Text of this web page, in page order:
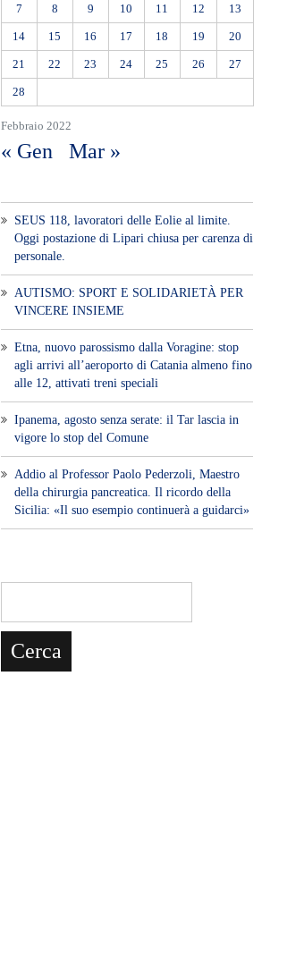
Febbraio 2022
7 8 9 10 11 12 13
14 15 16 17 18 19 20
21 22 23 24 25 26 27
28
« Gen Mar »
SEUS 118, lavoratori delle Eolie al limite.
Oggi postazione di Lipari chiusa per carenza di
personale.
AUTISMO: SPORT E SOLIDARIETÀ PER
VINCERE INSIEME
Etna, nuovo parossismo dalla Voragine: stop
agli arrivi all’aeroporto di Catania almeno fino
alle 12, attivati treni speciali
Ipanema, agosto senza serate: il Tar lascia in
vigore lo stop del Comune
Addio al Professor Paolo Pederzoli, Maestro
della chirurgia pancreatica. Il ricordo della
Sicilia: «Il suo esempio continuerà a guidarci»